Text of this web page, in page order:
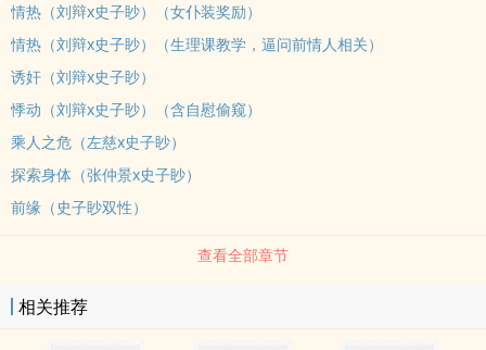
情热（刘辩x史子眇）（女仆装奖励）
情热（刘辩x史子眇）（生理课教学，逼问前情人相关）
诱奸（刘辩x史子眇）
悸动（刘辩x史子眇）（含自慰偷窥）
乘人之危（左慈x史子眇）
探索身体（张仲景x史子眇）
前缘（史子眇双性）
查看全部章节
相关推荐